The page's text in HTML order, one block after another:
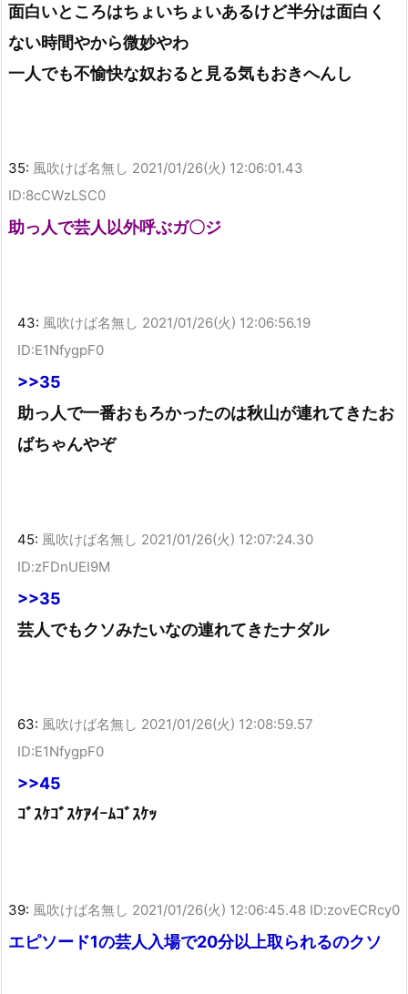
面白いところはちょいちょいあるけど半分は面白く
ない時間やから微妙やわ
一人でも不愉快な奴おると見る気もおきへんし
35: 風吹けば名無し 2021/01/26(火) 12:06:01.43
ID:8cCWzLSC0
助っ人で芸人以外呼ぶガ〇ジ
43: 風吹けば名無し 2021/01/26(火) 12:06:56.19
ID:E1NfygpF0
>>35
助っ人で一番おもろかったのは秋山が連れてきたお
ばちゃんやぞ
45: 風吹けば名無し 2021/01/26(火) 12:07:24.30
ID:zFDnUEI9M
>>35
芸人でもクソみたいなの連れてきたナダル
63: 風吹けば名無し 2021/01/26(火) 12:08:59.57
ID:E1NfygpF0
>>45
ｺﾞｽｹｺﾞｽｹｱｲｰﾑｺﾞｽｹｯ
39: 風吹けば名無し 2021/01/26(火) 12:06:45.48 ID:zovECRcy0
エピソード1の芸人入場で20分以上取られるのクソ